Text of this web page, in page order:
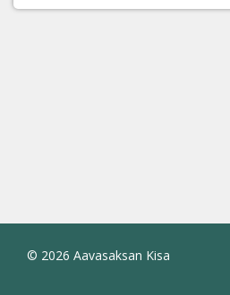
© 2026 Aavasaksan Kisa